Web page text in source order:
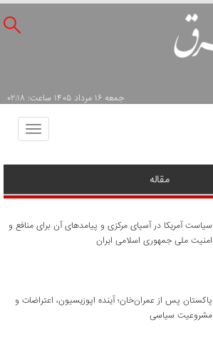
جمعه ۱۶ مرداد ۱۴۰۵ ساعت: ۰۲:۱۸
Toggle
مقاله
سیاست آمریکا در آسیای مرکزی و پیامدهای آن برای منافع و
امنیت ملی جمهوری اسلامی ایران
پاکستان پس از عمران‌خان؛ آینده اپوزیسیون، اعتراضات و
مشروعیت سیاسی